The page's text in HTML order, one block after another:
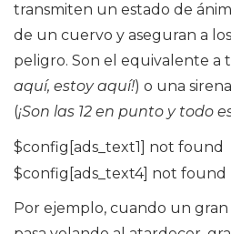
transmiten un estado de
de un cuervo y aseguran a
peligro. Son el equivalente a
aquí, estoy aquí!) o una
(¡Son las 12 en punto y todo
$config[ads_text1] not found
$config[ads_text4] not found
Por ejemplo, cuando un